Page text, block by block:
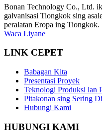
Bonan Technology Co., Ltd.
galvanisasi Tiongkok sing
peralatan Eropa ing Tiongkok.
Waca Liyane
LINK CEPET
Babagan Kita
Presentasi Proyek
Teknologi Produksi lan
Pitakonan sing Sering
Hubungi Kami
HUBUNGI KAMI